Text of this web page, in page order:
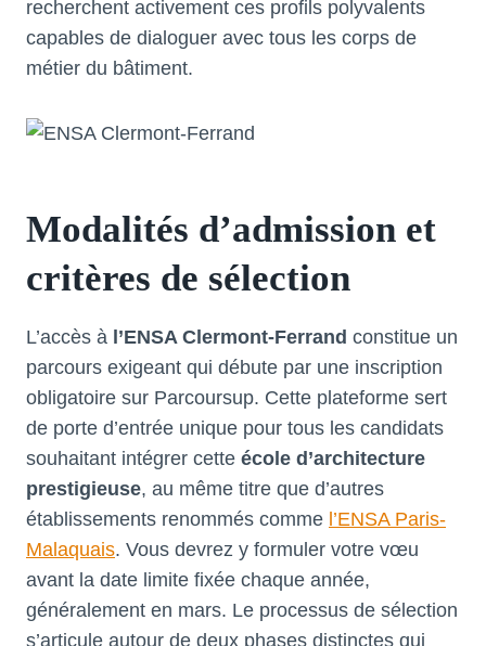
recherchent activement ces profils polyvalents
capables de dialoguer avec tous les corps de
métier du bâtiment.
Modalités d’admission et
critères de sélection
L’accès à l’ENSA Clermont-Ferrand constitue un
parcours exigeant qui débute par une inscription
obligatoire sur Parcoursup. Cette plateforme sert
de porte d’entrée unique pour tous les candidats
souhaitant intégrer cette école d’architecture
prestigieuse, au même titre que d’autres
établissements renommés comme l’ENSA Paris-
Malaquais. Vous devrez y formuler votre vœu
avant la date limite fixée chaque année,
généralement en mars. Le processus de sélection
s’articule autour de deux phases distinctes qui